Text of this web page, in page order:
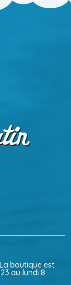
boutique est
au lundi 8